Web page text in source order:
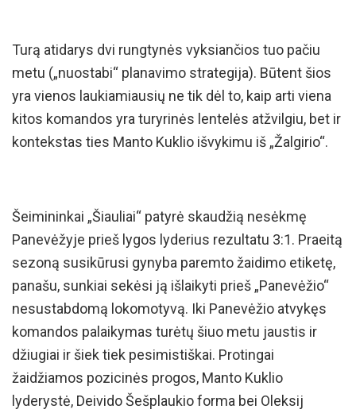
Turą atidarys dvi rungtynės vyksiančios tuo pačiu
metu („nuostabi“ planavimo strategija). Būtent šios
yra vienos laukiamiausių ne tik dėl to, kaip arti viena
kitos komandos yra turyrinės lentelės atžvilgiu, bet ir
kontekstas ties Manto Kuklio išvykimu iš „Žalgirio“.
Šeimininkai „Šiauliai“ patyrė skaudžią nesėkmę
Panevėžyje prieš lygos lyderius rezultatu 3:1. Praeitą
sezoną susikūrusi gynyba paremto žaidimo etiketę,
panašu, sunkiai sekėsi ją išlaikyti prieš „Panevėžio“
nesustabdomą lokomotyvą. Iki Panevėžio atvykęs
komandos palaikymas turėtų šiuo metu jaustis ir
džiugiai ir šiek tiek pesimistiškai. Protingai
žaidžiamos pozicinės progos, Manto Kuklio
lyderystė, Deivido Šešplaukio forma bei Oleksij